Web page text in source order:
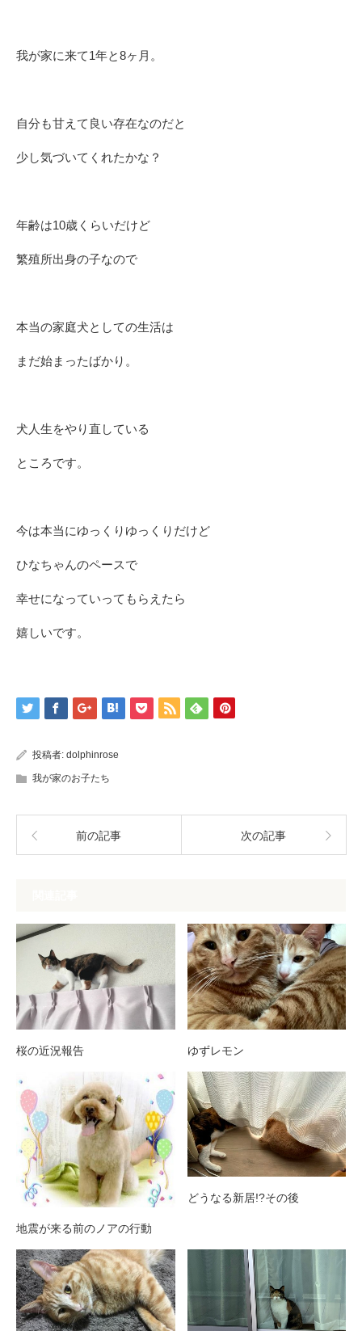
我が家に来て1年と8ヶ月。
自分も甘えて良い存在なのだと
少し気づいてくれたかな？
年齢は10歳くらいだけど
繁殖所出身の子なので
本当の家庭犬としての生活は
まだ始まったばかり。
犬人生をやり直している
ところです。
今は本当にゆっくりゆっくりだけど
ひなちゃんのペースで
幸せになっていってもらえたら
嬉しいです。
投稿者: dolphinrose
我が家のお子たち
前の記事 次の記事
桜の近況報告 ゆずレモン
地震が来る前のノアの行動
どうなる新居!?その後